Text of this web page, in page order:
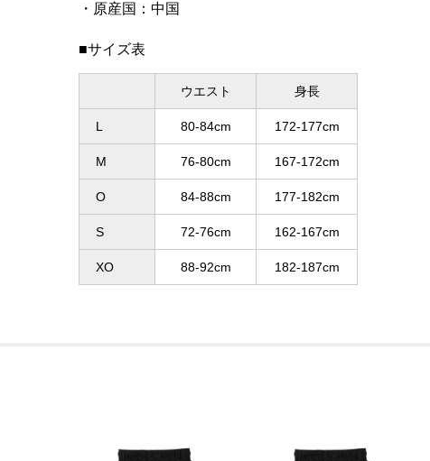
原産国 ： 中国
■サイズ表
ウエスト 身長
L 80-84cm 172-177cm
M 76-80cm 167-172cm
O 84-88cm 177-182cm
S 72-76cm 162-167cm
XO 88-92cm 182-187cm